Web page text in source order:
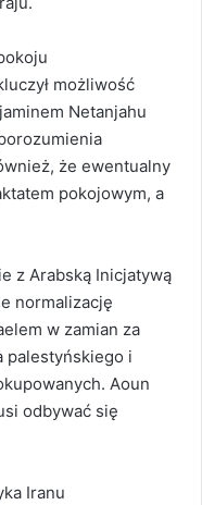
możliwość
Netanjahu
że ewentualny
pokojowym, a
z Arabską Inicjatywą
normalizację
w zamian za
palestyńskiego i
Aoun
odbywać się
Iranu